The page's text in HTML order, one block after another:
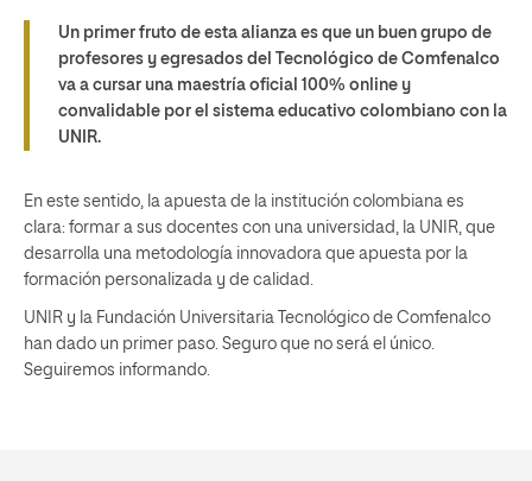
Un primer fruto de esta alianza es que un buen grupo de
profesores y egresados del Tecnológico de Comfenalco
va a cursar una maestría oficial 100% online y
convalidable por el sistema educativo colombiano con la
UNIR.
En este sentido, la apuesta de la institución colombiana es
clara: formar a sus docentes con una universidad, la UNIR, que
desarrolla una metodología innovadora que apuesta por la
formación personalizada y de calidad.
UNIR y la Fundación Universitaria Tecnológico de Comfenalco
han dado un primer paso. Seguro que no será el único.
Seguiremos informando.